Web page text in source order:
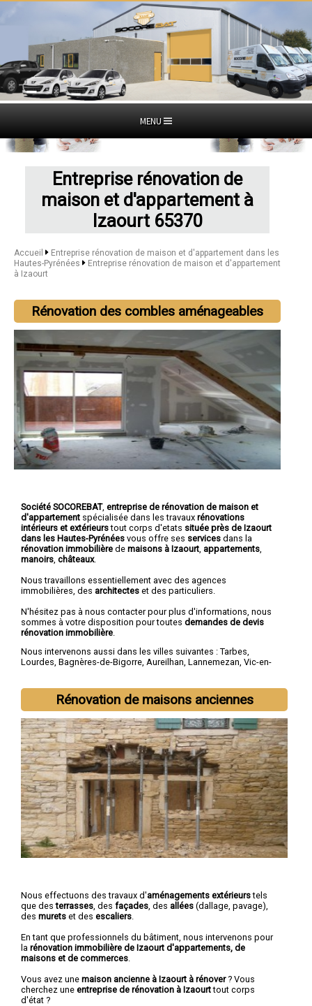
MENU
Entreprise rénovation de
maison et d'appartement à
Izaourt 65370
Accueil
Entreprise rénovation de maison et d'appartement dans les
Hautes-Pyrénées
Entreprise rénovation de maison et d'appartement
à Izaourt
Rénovation des combles aménageables
Société SOCOREBAT, entreprise de rénovation de maison et
d'appartement spécialisée dans les travaux rénovations
intérieurs et extérieurstout corps d'etats située près de Izaourt
dans les Hautes-Pyrénées vous offre ses services dans la
rénovation immobilière de maisons à Izaourt appartements
manoirs châteaux.
Nous travaillons essentiellement avec des agences
immobilières, des architectes et des particuliers.
N'hésitez pas à nous contacter pour plus d'informations, nous
sommes à votre disposition pour toutes demandes de devis
rénovation immobilière
Nous intervenons aussi dans les villes suivantes : Tarbes,
Lourdes, Bagnères-de-Bigorre, Aureilhan, Lannemezan, Vic-en-
Rénovation de maisons anciennes
Nous effectuons des travaux d'aménagements extérieurstels
que desterrasses , des façades , des allées (dallage, pavage),
des murets et des escaliers
En tant que professionnels du bâtiment, nous intervenons pour
la rénovation immobilière de Izaourt d'appartements, de
maisons et de commerces
Vous avez une maison ancienne à Izaourt à rénover? Vous
cherchez une entreprise de rénovation à Izaourttout corps
d'état ?